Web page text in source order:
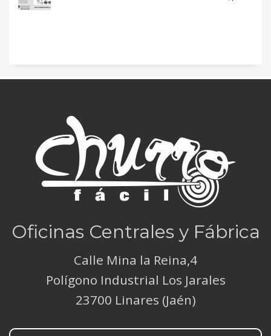
Oficinas Centrales y Fábrica
Calle Mina la Reina,4
Polígono Industrial Los Jarales
23700 Linares (Jaén)